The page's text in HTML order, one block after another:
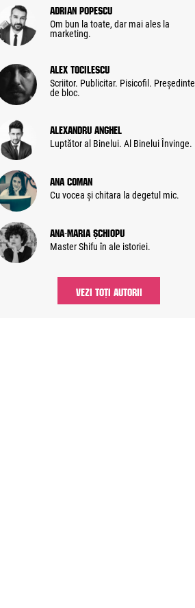
Adrian Popescu
Om bun la toate, dar mai ales la
marketing.
Alex Tocilescu
Scriitor. Publicitar. Pisicofil. Președinte
de bloc.
Alexandru Anghel
Luptător al Binelui. Al Binelui Învinge.
Ana Coman
Cu vocea și chitara la degetul mic.
Ana-Maria Șchiopu
Master Shifu în ale istoriei.
VEZI TOȚI AUTORII